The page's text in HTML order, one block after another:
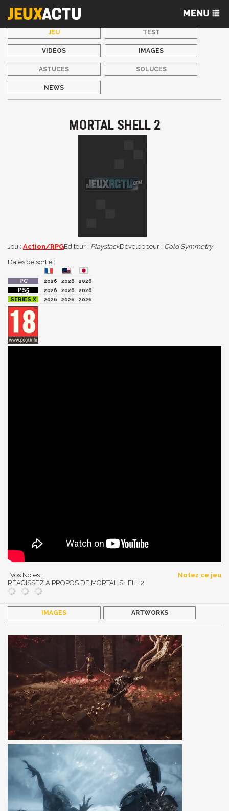
JEU TEST
VIDÉOS IMAGES
ASTUCES SOLUCES
NEWS
MORTAL SHELL 2
Jeu : Action/RPGEditeur : PlaystackDéveloppeur : Cold Symmetry
Dates de sortie :
2026 2026
2026
2026
2026
2026
2026
2026 2026
Vos Notes :
Notez ce jeu
RÉAGISSEZ A PROPOS DE MORTAL SHELL 2
IMAGES ARTWORKS